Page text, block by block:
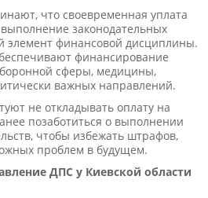
что своевременная уплата
законодательных
элемент финансовой дисциплины.
финансирование
сферы, медицины,
важных направлений.
не откладывать оплату на
позаботиться о выполнении
чтобы избежать штрафов,
проблем в будущем.
ДПС у Киевской области